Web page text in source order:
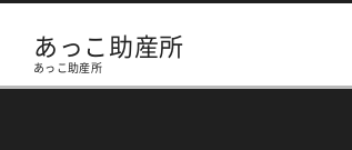
あっこ助産所
あっこ助産所